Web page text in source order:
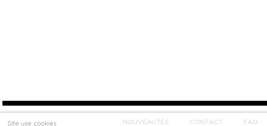
NOUVEAUTÉS CONTACT FAQ
Site use cookies